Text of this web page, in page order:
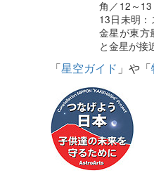
角／12～
13日未明：
金星が東方
と金星が接
「星空ガイド 」や「